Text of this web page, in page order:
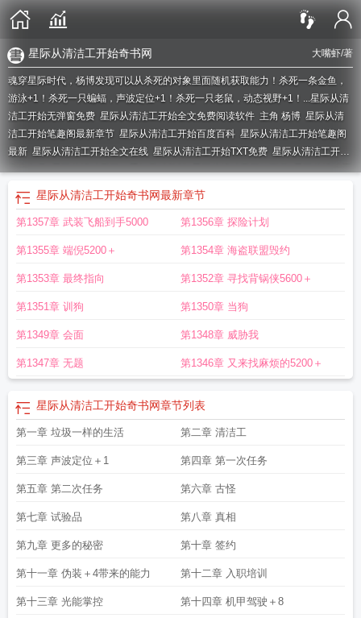
大嘴虾/著
星际从清洁工开始奇书网
魂穿星际时代，杨博发现可以从杀死的对象里面随机获取能力！杀死一条金鱼，
游泳+1！杀死一只蝙蝠，声波定位+1！杀死一只老鼠，动态视野+1！...星际从清
洁工开始无弹窗免费 星际从清洁工开始全文免费阅读软件 主角 杨博 星际从清
洁工开始笔趣阁最新章节 星际从清洁工开始百度百科 星际从清洁工开始笔趣阁
最新 星际从清洁工开始全文在线 星际从清洁工开始TXT免费 星际从清洁工开始
全本免费星际从清洁工开始手打无错字版星际从清洁工开始百度星际从清洁工
开始最新章节
星际从清洁工开始123读书网 星际从清洁工开始_大嘴虾
清洁工开始最新
章星际从清洁工开始免费阅读无弹窗 星际从清洁工开始全文
开始奇书网
星际从清洁工开始无弹窗 星际清理者 星际从清洁工开始
洁工开始笔趣阁星际从清洁工开始 最新章节 无弹窗星际从清洁工开始最新章节
始百科星际从清洁工开始全本 星际从清洁工开始全文免费阅读
始免费全文阅读5200
星际从清洁工开始笔趣阁无错版 星际从清洁工开始笔趣阁
际从清洁工开始阅读
星际从清洁工开始最新章节笔趣阁星际从清洁工开始大嘴
虾星际从清洁工开始免费阅读星际从清洁工开始无错版星际从清洁工开始在线
阅读免费完整版
星际从清洁工开始奇书网最新章节
第1357章 武装飞船到手5000 第1356章 探险计划
第1355章 端倪5200＋ 第1354章 海盗联盟毁约
第1353章 最终指向 第1352章 寻找背锅侠5600＋
第1351章 训狗 第1350章 当狗
第1349章 会面 第1348章 威胁我
第1347章 无题 第1346章 又来找麻烦的5200＋
星际从清洁工开始奇书网章节列表
第一章 垃圾一样的生活 第二章 清洁工
第三章 声波定位＋1 第四章 第一次任务
第五章 第二次任务 第六章 古怪
第七章 试验品 第八章 真相
第九章 更多的秘密 第十章 签约
第十一章 伪装＋4带来的能力 第十二章 入职培训
第十三章 光能掌控 第十四章 机甲驾驶＋8